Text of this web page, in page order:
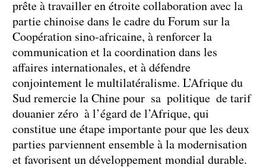
prête à travailler en étroite collaboration avec la
partie chinoise dans le cadre du Forum sur la
Coopération sino-africaine, à renforcer la
communication et la coordination dans les
affaires internationales, et à défendre
conjointement le multilatéralisme. L’Afrique du
Sud remercie la Chine pour sa politique de tarif
douanier zéro à l’égard de l’Afrique, qui
constitue une étape importante pour que les deux
parties parviennent ensemble à la modernisation
et favorisent un développement mondial durable.